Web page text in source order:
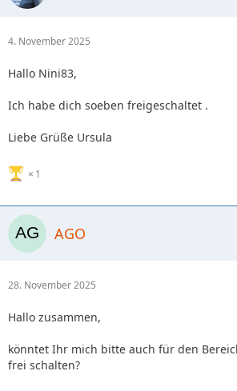
4. November 2025
Hallo Nini83,
Ich habe dich soeben freigeschaltet .
Liebe Grüße Ursula
1
AGO
28. November 2025
Hallo zusammen,
könntet Ihr mich bitte auch für den
frei schalten?